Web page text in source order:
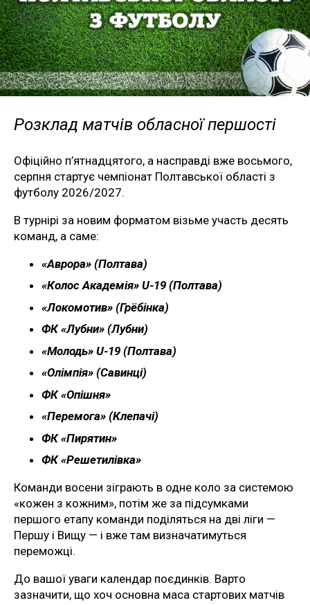
Розклад матчів обласної першості
Офіційно п’ятнадцятого, а насправді вже восьмого,
серпня стартує чемпіонат Полтавської області з
футболу 2026/2027.
В турнірі за новим форматом візьме участь десять
команд, а саме:
«Аврора» (Полтава)
«Колос Академія» U-19 (Полтава)
«Локомотив» (Грёбінка)
ФК «Лубни» (Лубни)
«Молодь» U-19 (Полтава)
«Олімпія» (Савинці)
ФК «Опішня»
«Перемога» (Клепачі)
ФК «Пирятин»
ФК «Решетилівка»
Команди восени зіграють в одне коло за системою
«кожен з кожним», потім же за підсумками
першого етапу команди поділяться на дві ліги —
Першу і Вищу — і вже там визначатимуться
переможці.
До вашої уваги календар поєдинків. Варто
зазначити, що хоч основна маса стартових матчів